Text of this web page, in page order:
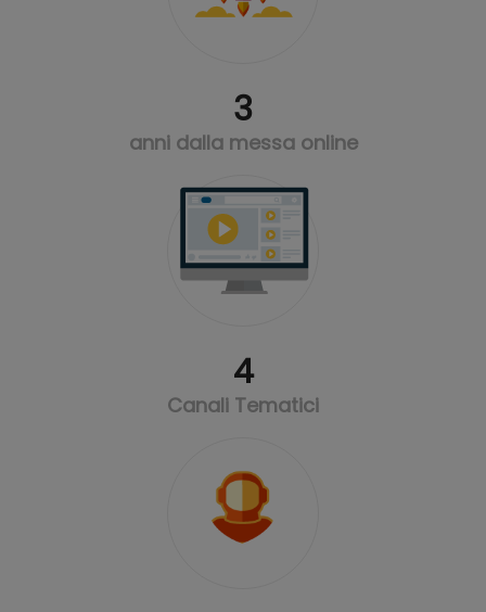
3
anni dalla messa online
4
Canali Tematici